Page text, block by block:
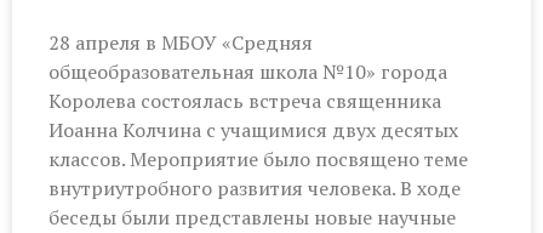
28 апреля в МБОУ «Средняя
общеобразовательная школа №10» города
Королева состоялась встреча священника
Иоанна Колчина с учащимися двух десятых
классов. Мероприятие было посвящено теме
внутриутробного развития человека. В ходе
беседы были представлены новые научные